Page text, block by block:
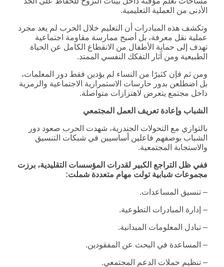
الأدنى من العملية التعليمية.
وتكشف هذه المبادرات أن التعليم خلال الحرب لم يعد مجرد
عملية نقل معرفة، بل أصبح ممارسة مقاومة اجتماعية
تهدف إلى حماية الأطفال من الانقطاع الكامل عن الحياة
الطبيعية ومن آثار التفكك النفسي الممتد.
ومن ثم فإن كثيرًا من النساء لم يؤدين فقط دور المعلمات،
بل اضطلعن بدور حارسات الاستمرارية الاجتماعية والرمزية
داخل مجتمع يتعرض لاهتزازات متواصلة.
الشباب وإعادة تعريف العمل المجتمعي
بالتوازي مع التحولات الجندرية، شهدت الحرب صعود دور
الشباب بوصفهم فاعلين أساسيين في شبكات التنسيق
والاستجابة المجتمعية.
ففي ظل التراجع الكبير لقدرات المؤسسات التقليدية، برزت
مجموعات شبابية تولت مهام متعددة شملت:
– تنسيق المساعدات.
– إدارة المبادرات التطوعية.
– تبادل المعلومات الميدانية.
– المساعدة في البحث عن المفقودين.
– تنظيم حملات الدعم المجتمعي.